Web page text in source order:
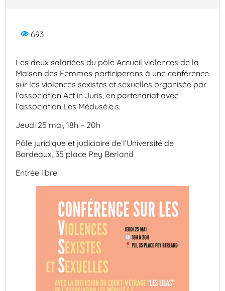
693
Les deux salariées du pôle Accueil violences de la
Maison des Femmes participerons à une conférence
sur les violences sexistes et sexuelles organisée par
l’association Act in Juris, en partenariat avec
l’association Les Médusé.e.s.
Jeudi 25 mai, 18h – 20h
Pôle juridique et judiciaire de l’Université de
Bordeaux, 35 place Pey Berland
Entrée libre